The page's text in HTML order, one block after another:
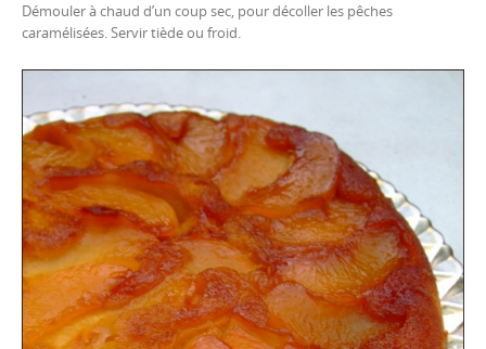
Démouler à chaud d’un coup sec, pour décoller les pêches
caramélisées. Servir tiède ou froid.